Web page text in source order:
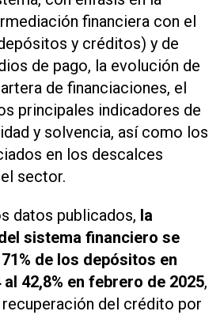
financiera con el
y créditos) y de
de pago, la evolución de
de financiaciones, el
principales indicadores de
y solvencia, así como los
en los descalces
sector.
datos publicados, la
sistema financiero se
de los depósitos en
42,8% en febrero de 2025,
recuperación del crédito por